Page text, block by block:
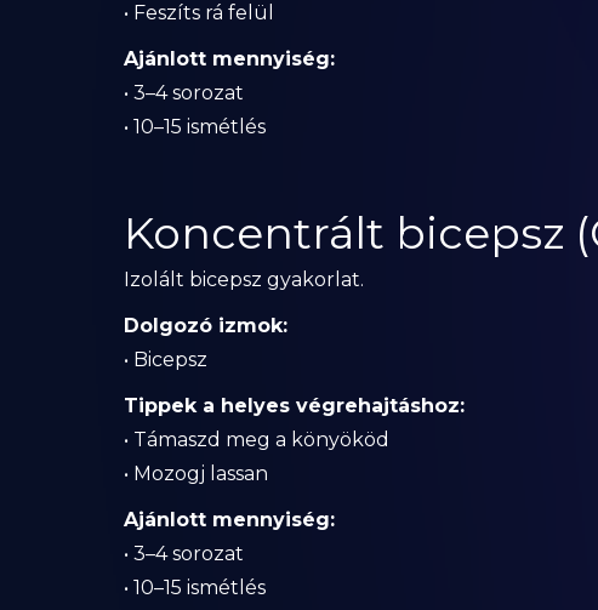
• Feszíts rá felül
Ajánlott mennyiség:
• 3–4 sorozat
• 10–15 ismétlés
Koncentrált bicepsz
Izolált bicepsz gyakorlat.
Dolgozó izmok:
• Bicepsz
Tippek a helyes végrehajtáshoz:
• Támaszd meg a könyököd
• Mozogj lassan
Ajánlott mennyiség:
• 3–4 sorozat
• 10–15 ismétlés